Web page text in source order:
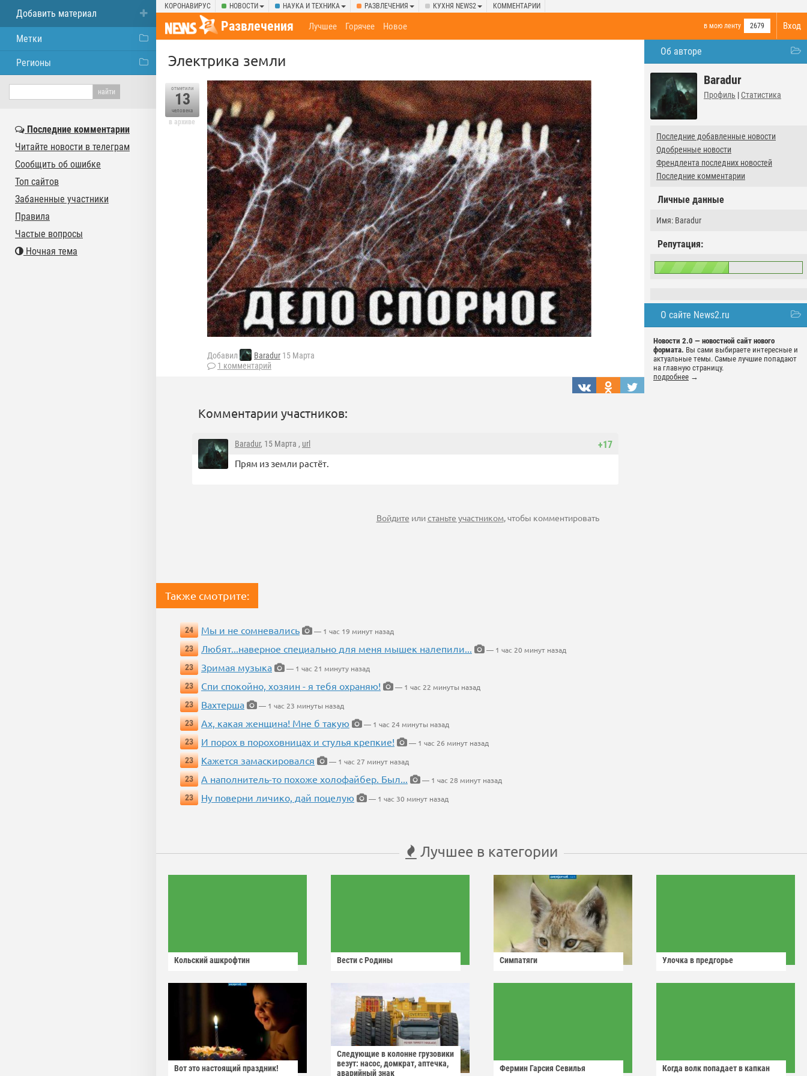
КОРОНАВИРУС НОВОСТИ НАУКА И ТЕХНИКА РАЗВЛЕЧЕНИЯ КУХНЯ NEWS2 КОММЕНТАРИИ
Вход
Развлечения в мою ленту 2679
Лучшее Горячее Новое
Об авторе
Baradur
Профиль | Статистика
Последние добавленные новости
Одобренные новости
Френдлента последних новостей
Последние комментарии
Личные данные
Имя: Baradur
Репутация:
О сайте News2.ru
Новости 2.0 — новостной сайт нового
формата. Вы сами выбираете интересные и
актуальные темы. Самые лучшие попадают
на главную страницу.
подробнее →
Электрика земли
отметили
13
человека
в архиве
Добавил Baradur 15 Марта
1 комментарий
Комментарии участников:
+17
Baradur, 15 Марта , url
Прям из земли растёт.
Войдите илистаньте участником, чтобы комментировать
Также смотрите:
24 Мы и не сомневались
— 1 час 19 минут назад
23
Любят...наверное специально для меня мышек налепили...
— 1 час 20 минут назад
23
Зримая музыка
— 1 час 21 минуту назад
23
Спи спокойно, хозяин - я тебя охраняю!
— 1 час 22 минуты назад
23
Вахтерша
— 1 час 23 минуты назад
23
Ах, какая женщина! Мне б такую
— 1 час 24 минуты назад
23
И порох в пороховницах и стулья крепкие!
— 1 час 26 минут назад
23
Кажется замаскировался
— 1 час 27 минут назад
23
А наполнитель-то похоже холофайбер. Был...
— 1 час 28 минут назад
23
Ну поверни личико, дай поцелую — 1 час 30 минут назад
Лучшее в категории
Кольский ашкрофтин Вести с Родины Симпатяги Улочка в предгорье
Вот это настоящий праздник!
Следующие в колонне грузовики
везут: насос, домкрат, аптечка,
аварийный знак
Фермин Гарсия Севилья Когда волк попадает в капкан
Добавить материал
Метки
Регионы
Последние комментарии
Читайте новости в телеграм
Сообщить об ошибке
Топ сайтов
Забаненные участники
Правила
Частые вопросы
Ночная тема